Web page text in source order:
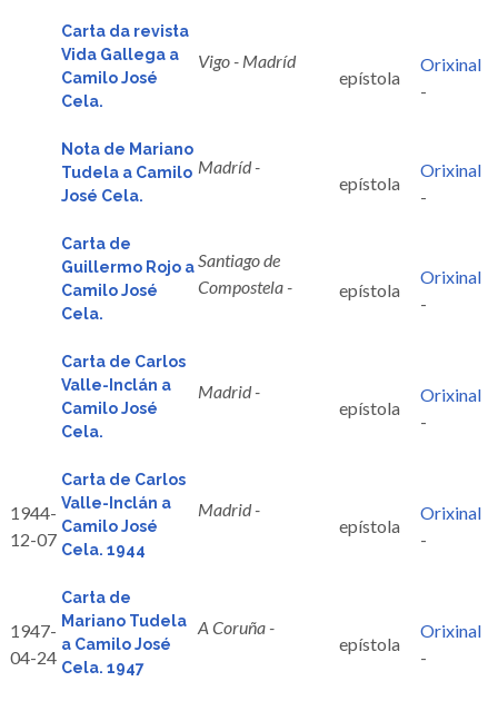
Carta da revista
Vida Gallega a
Camilo José
Cela.
Vigo - Madríd
epístola
Orixinal
-
Nota de Mariano
Tudela a Camilo
José Cela.
Madríd -
epístola
Orixinal
-
Carta de
Guillermo Rojo a
Camilo José
Cela.
Santiago de
Compostela -
epístola
Orixinal
-
Carta de Carlos
Valle-Inclán a
Camilo José
Cela.
Madrid -
epístola
Orixinal
-
1944-
12-07
Carta de Carlos
Valle-Inclán a
Camilo José
Cela. 1944
Madrid -
epístola
Orixinal
-
1947-
04-24
Carta de
Mariano Tudela
a Camilo José
Cela. 1947
A Coruña -
epístola
Orixinal
-